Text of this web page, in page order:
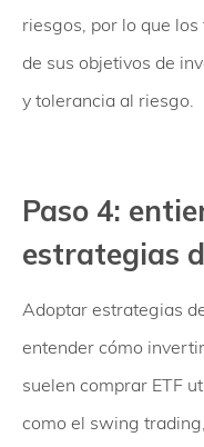
riesgos, por lo que
de sus objetivos de
y tolerancia al riesgo.
Paso 4:
estrategias
Adoptar estrategias
entender cómo
suelen comprar ETF
como el swing